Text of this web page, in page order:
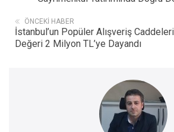
ÖNCEKI HABER
İstanbul’un Popüler Alışveriş
Değeri 2 Milyon TL’ye Dayandı